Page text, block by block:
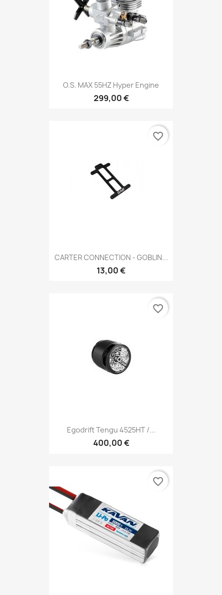
O.S. MAX 55HZ Hyper Engine
299,00 €
CARTER CONNECTION - GOBLIN...
13,00 €
favorite_border
Egodrift Tengu 4525HT /...
400,00 €
favorite_border
favorite_border